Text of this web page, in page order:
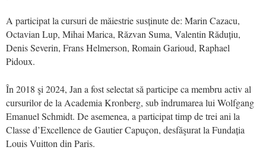
A participat la cursuri de măiestrie susținute de: Marin Cazacu,
Octavian Lup, Mihai Marica, Răzvan Suma, Valentin Răduțiu,
Denis Severin, Frans Helmerson, Romain Garioud, Raphael
Pidoux.
În 2018 şi 2024, Jan a fost selectat să participe ca membru activ al
cursurilor de la Academia Kronberg, sub îndrumarea lui Wolfgang
Emanuel Schmidt. De asemenea, a participat timp de trei ani la
Classe d’Excellence de Gautier Capuçon, desfăşurat la Fundația
Louis Vuitton din Paris.